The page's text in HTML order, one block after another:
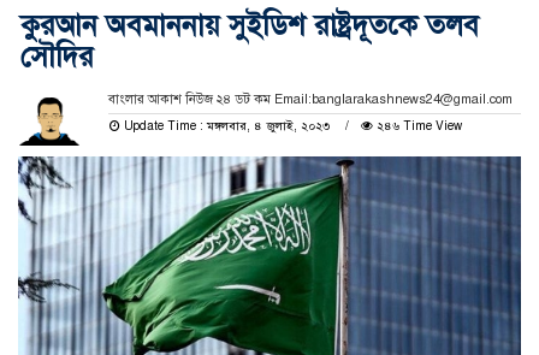
কুরআন অবমাননায় সুইডিশ রাষ্ট্রদূতকে তলব
সৌদির
বাংলার আকাশ নিউজ ২৪ ডট কম Email:banglarakashnews24@gmail.com
Update Time : মঙ্গলবার, ৪ জুলাই, ২০২৩
২৪৬ Time View